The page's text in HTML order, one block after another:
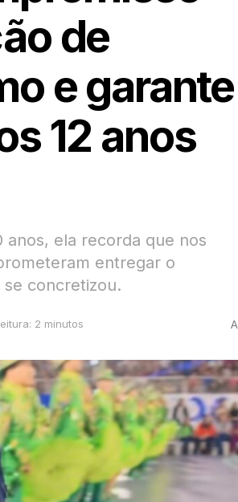
de
e garante
12 anos
anos, ela recorda que nos
entregar o
concretizou.
2 minutos A